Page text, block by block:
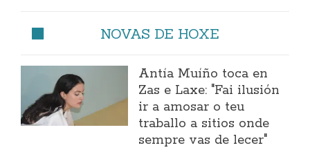
NOVAS DE HOXE
Antía Muíño toca en
Zas e Laxe: "Fai ilusión
ir a amosar o teu
traballo a sitios onde
sempre vas de lecer"